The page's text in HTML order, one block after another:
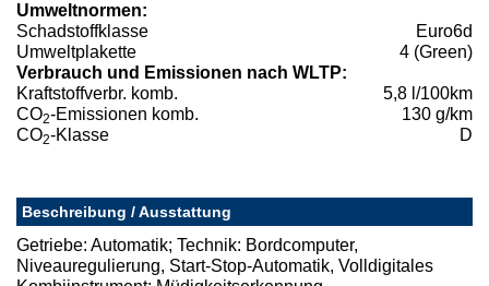
Umweltnormen:
Schadstoffklasse
Euro6d
Umweltplakette
4 (Green)
Verbrauch und Emissionen nach WLTP:
Kraftstoffverbr. komb.
5,8 l/100km
CO2-Emissionen komb.
130 g/km
CO2-Klasse D
Beschreibung / Ausstattung
Getriebe: Automatik; Technik: Bordcomputer,
Niveauregulierung, Start-Stop-Automatik, Volldigitales